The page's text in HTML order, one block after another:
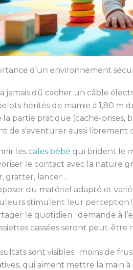
d’un environnement
jamais dû cacher un câble
hérités de mamie à 1,80 m
partie pratique (cache-prises,
de s’aventurer aussi librement
les cales bébé qui brident le
le contact avec la nature
gratter, lancer…
du matériel adapté et
stimulent leur perception !
le quotidien : demande à
cassées seront peut-être
sont visibles : moins de
qui aiment mettre la main